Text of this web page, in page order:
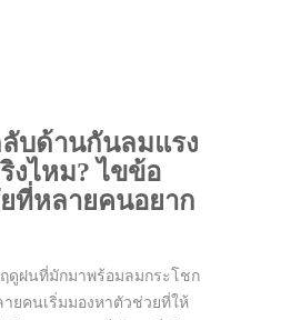
บด้านกันลมแรง
งไหม? ไขข้อ
ที่หลายคนอยาก
ดูฝนที่มักมาพร้อมลมกระโชก
ายคนเริ่มมองหาตัวช่วยที่ให้